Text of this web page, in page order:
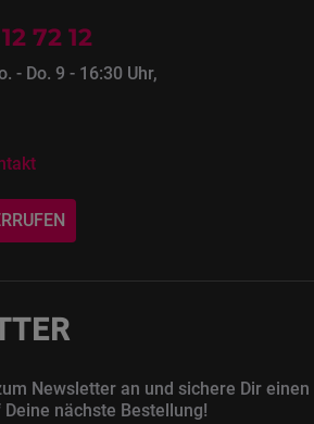
72 12
- Do. 9 - 16:30 Uhr,
Newsletter an und sichere Dir einen
nächste Bestellung!